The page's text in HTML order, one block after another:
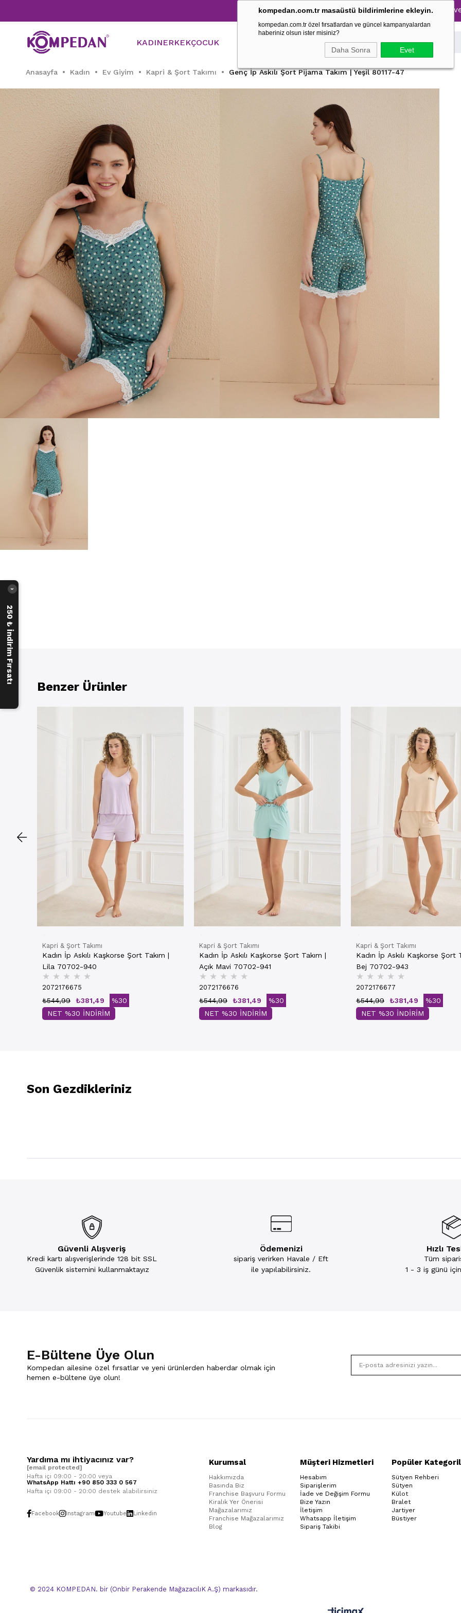
kompedan.com.tr masaüstü bildirimlerine ekleyin.
kompedan.com.tr özel fırsatlardan ve güncel kampanyalardan
haberiniz olsun ister misiniz?
Daha Sonra Evet
Tüm Pijama Takımlarında %30 İndirim → 1500 TL ve
KADINERKEKÇOCUK
Anasayfa Kadın Ev Giyim Kapri & Şort Takımı Genç İp Askılı Şort Pijama Takım | Yeşil 80117-47
Benzer Ürünler
Kapri & Şort Takımı
Kadın İp Askılı Kaşkorse Şort Takım |
Lila 70702-940
★ ★ ★ ★ ★
2072176675
₺381,49
₺544,99
%30
NET %30 İNDİRİM
Kapri & Şort Takımı
Kadın İp Askılı Kaşkorse Şort Takım |
Açık Mavi 70702-941
★ ★ ★ ★ ★
2072176676
₺381,49
₺544,99
%30
NET %30 İNDİRİM
Kapri & Şort Takımı
Kadın İp Askılı Kaşkorse Şort
Bej 70702-943
★ ★ ★ ★ ★
2072176677
₺381,49
₺544,99
%30
NET %30 İNDİRİM
Son Gezdikleriniz
Güvenli Alışveriş
Kredi kartı alışverişlerinde 128 bit SSL
Güvenlik sistemini kullanmaktayız
Ödemenizi
sipariş verirken Havale / Eft
ile yapılabilirsiniz.
Hızlı
Tüm
1 - 3 iş günü
E-Bültene Üye Olun
Kompedan ailesine özel fırsatlar ve yeni ürünlerden haberdar olmak için
hemen e-bültene üye olun!
Yardıma mı ihtiyacınız var?
[email protected]
Hafta içi 09:00 - 20:00 veya
WhatsApp Hattı +90 850 333 0 567
Hafta içi 09:00 - 20:00 destek alabilirsiniz
Facebook Instagram Youtube Linkedin
Kurumsal
Hakkımızda
Basında Biz
Franchise Başvuru Formu
Kiralık Yer Önerisi
Mağazalarımız
Franchise Mağazalarımız
Blog
Müşteri Hizmetleri
Hesabım
Siparişlerim
İade ve Değişim Formu
Bize Yazın
İletişim
Whatsapp İletişim
Sipariş Takibi
Popüler
Sütyen Rehberi
Sütyen
Külot
Bralet
Jartiyer
Büstiyer
© 2024 KOMPEDAN. bir (Onbir Perakende MağazacılıK A.Ş) markasıdır.
250 ₺ İndirim Fırsatı
›